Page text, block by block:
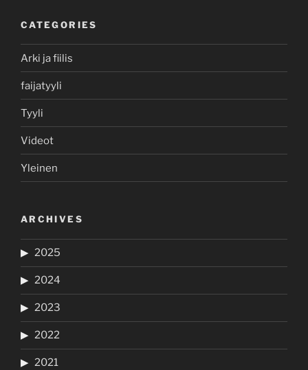
CATEGORIES
Arki ja fiilis
faijatyyli
Tyyli
Videot
Yleinen
ARCHIVES
2025
2024
2023
2022
2021